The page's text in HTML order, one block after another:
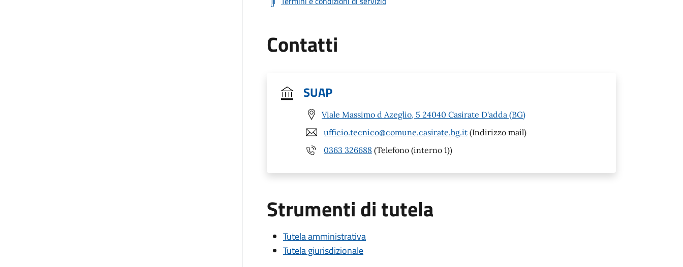
Contatti
SUAP
Viale Massimo d Azeglio, 5 24040 Casirate D'adda (BG)
ufficio.tecnico@comune.casirate.bg.it (Indirizzo mail)
0363 326688 (Telefono (interno 1))
Strumenti di tutela
Tutela amministrativa
Tutela giurisdizionale